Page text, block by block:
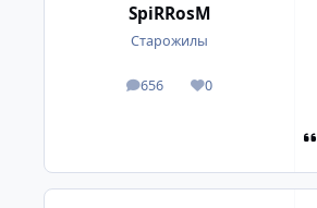
SpiRRosM
Старожилы
656
посты 0
Репутация